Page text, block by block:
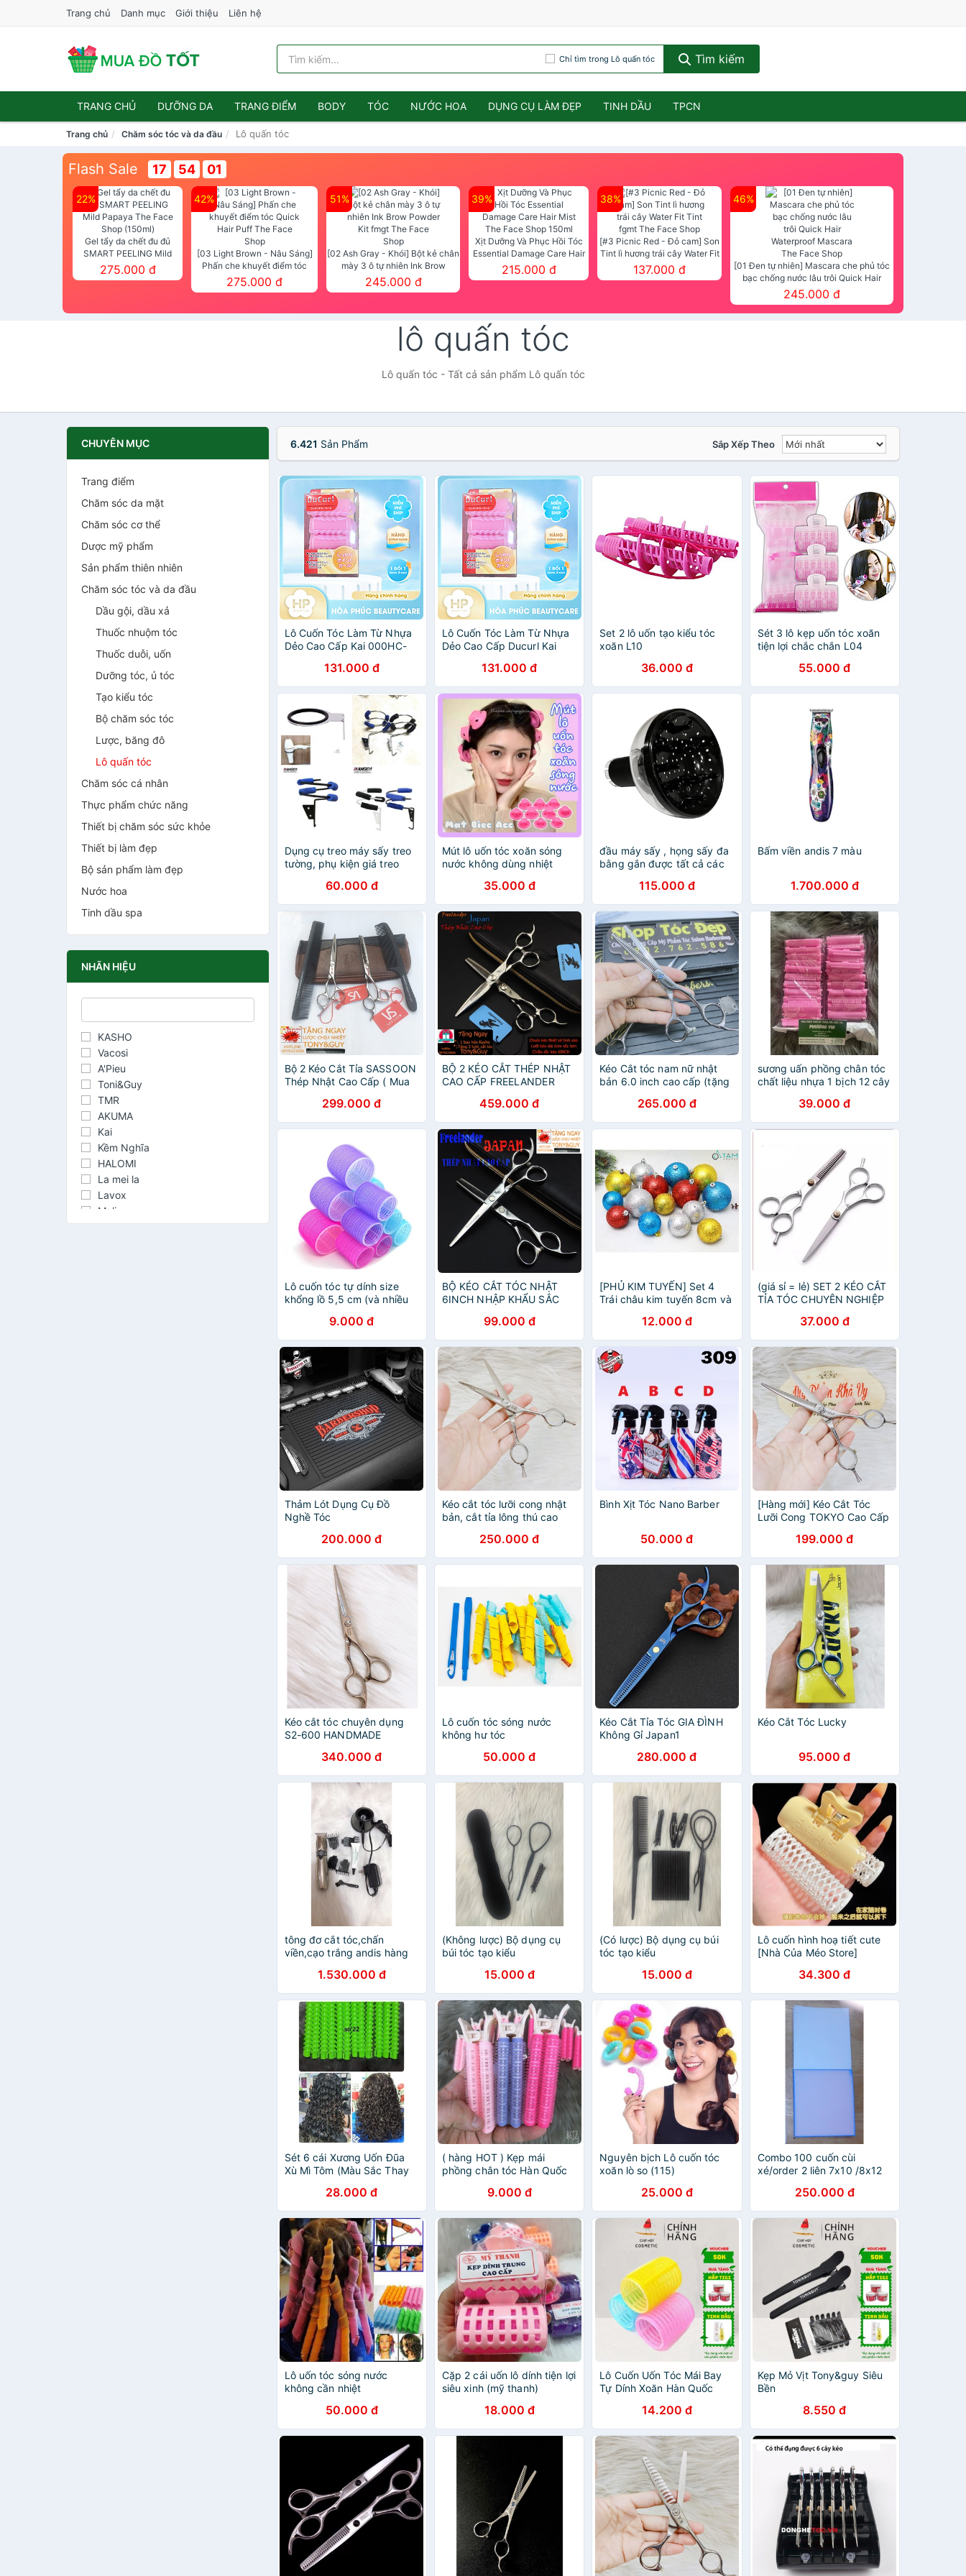
Trang chủ Danh mục Giới thiệu Liên hệ
Chỉ tìm trong Lô quấn tóc Tìm kiếm
TRANG CHỦ DƯỠNG DA TRANG ĐIỂM BODY TÓC NƯỚC HOA DỤNG CỤ LÀM ĐẸP TINH DẦU TPCN
Trang chủ Chăm sóc tóc và da đầu Lô quấn tóc
Flash Sale 17 54 00
22%
Gel tẩy da chết đu đủ
SMART PEELING Mild
Papaya The Face Shop
(150ml)
275.000 đ
42%
[03 Light Brown - Nâu Sáng]
Phấn che khuyết điểm tóc
Quick Hair Puff The Face Shop
275.000 đ
51%
[02 Ash Gray - Khói] Bột kẻ chân
mày 3 ô tự nhiên Ink Brow
Powder Kit fmgt The Face Shop
245.000 đ
39%
Xịt Dưỡng Và Phục Hồi Tóc
Essential Damage Care Hair
Mist The Face Shop 150ml
215.000 đ
38%
[#3 Picnic Red - Đỏ cam] Son
Tint lì hương trái cây Water Fit
Tint fgmt The Face Shop
137.000 đ
46%
[01 Đen tự nhiên] Mascara che phủ tóc
bạc chống nước lâu trôi Quick Hair
Waterproof Mascara The Face Shop
245.000 đ
lô quấn tóc
Lô quấn tóc - Tất cả sản phẩm Lô quấn tóc
CHUYÊN MỤC
Trang điểm
Chăm sóc da mặt
Chăm sóc cơ thể
Dược mỹ phẩm
Sản phẩm thiên nhiên
Chăm sóc tóc và da đầu
Dầu gội, dầu xả
Thuốc nhuộm tóc
Thuốc duỗi, uốn
Dưỡng tóc, ủ tóc
Tạo kiểu tóc
Bộ chăm sóc tóc
Lược, băng đô
Lô quấn tóc
Chăm sóc cá nhân
Thực phẩm chức năng
Thiết bị chăm sóc sức khỏe
Thiết bị làm đẹp
Bộ sản phẩm làm đẹp
Nước hoa
Tinh dầu spa
NHÃN HIỆU
KASHO
Vacosi
A'Pieu
Toni&Guy
TMR
AKUMA
Kai
Kềm Nghĩa
HALOMI
La mei la
Lavox
Malian
Uncle Bill's
6.421 Sản Phẩm Sắp Xếp Theo
Lô Cuốn Tóc Làm Từ Nhựa
Dẻo Cao Cấp Kai 000HC-
131.000 đ
Lô Cuốn Tóc Làm Từ Nhựa
Dẻo Cao Cấp Ducurl Kai
33mm (Set 4 Cái)
131.000 đ
Set 2 lô uốn tạo kiểu tóc
xoăn L10
36.000 đ
Sét 3 lô kẹp uốn tóc xoăn
tiện lợi chắc chắn L04
55.000 đ
Dụng cụ treo máy sấy treo
tường, phụ kiện giá treo
60.000 đ
Mút lô uốn tóc xoăn sóng
nước không dùng nhiệt
35.000 đ
đầu máy sấy , họng sấy đa
bằng gắn được tất cả các
uất khi sấy115.000 đ
Bấm viền andis 7 màu
1.700.000 đ
Bộ 2 Kéo Cắt Tỉa SASSOON
Thép Nhật Cao Cấp ( Mua
da+lọ dầu+khóa
kéo+2lược)
299.000 đ
BỘ 2 KÉO CẮT THÉP NHẬT
CAO CẤP FREELANDER
được tặng bao da+lọ
dầu+khóa kéo+2lược)
459.000 đ
Kéo Cắt tóc nam nữ nhật
bản 6.0 inch cao cấp (tặng
265.000 đ
sương uấn phồng chân tóc
chất liệu nhựa 1 bịch 12 cây
y như hình ảnh đã chụp giá
siêu rẻ
39.000 đ
Lô cuốn tóc tự dính size
khổng lồ 5,5 cm (và nhiều
9.000 đ
BỘ KÉO CẮT TÓC NHẬT
6INCH NHẬP KHẨU SẮC
VQ8 (MUA MỘT BỘ KÉO
TẶNG BAO DA + 2 LƯỢC)
99.000 đ
[PHỦ KIM TUYẾN] Set 4
Trái châu kim tuyến 8cm và
12.000 đ
(giá sỉ = lẻ) SET 2 KÉO CẮT
TỈA TÓC CHUYÊN NGHIỆP
37.000 đ
Thảm Lót Dụng Cụ Đồ
Nghề Tóc
200.000 đ
Kéo cắt tóc lưỡi cong nhật
bản, cắt tỉa lông thú cao
250.000 đ
Bình Xịt Tóc Nano Barber
50.000 đ
[Hàng mới] Kéo Cắt Tóc
Lưỡi Cong TOKYO Cao Cấp
199.000 đ
Kéo cắt tóc chuyên dụng
S2-600 HANDMADE
340.000 đ
Lô cuốn tóc sóng nước
không hư tóc
50.000 đ
Kéo Cắt Tỉa Tóc GIA ĐÌNH
Không Gỉ Japan1
280.000 đ
Kéo Cắt Tóc Lucky
95.000 đ
tông đơ cắt tóc,chấn
viền,cạo trắng andis hàng
1.530.000 đ
(Không lược) Bộ dụng cụ
búi tóc tạo kiểu
15.000 đ
(Có lược) Bộ dụng cụ búi
tóc tạo kiểu
15.000 đ
Lô cuốn hình hoạ tiết cute
[Nhà Của Méo Store]
34.300 đ
Sét 6 cái Xương Uốn Đũa
Xù Mì Tôm (Màu Sắc Thay
28.000 đ
( hàng HOT ) Kẹp mái
phồng chân tóc Hàn Quốc
9.000 đ
Nguyên bịch Lô cuốn tóc
xoăn lò so (115)
25.000 đ
Combo 100 cuốn cùi
xé/order 2 liên 7x10 /8x12
250.000 đ
Lô uốn tóc sóng nước
không cần nhiệt
50.000 đ
Cặp 2 cái uốn lô dính tiện lợi
siêu xinh (mỹ thanh)
18.000 đ
Lô Cuốn Uốn Tóc Mái Bay
Tự Dính Xoăn Hàn Quốc
Chất Lượng Cao
14.200 đ
Kẹp Mỏ Vịt Tony&guy Siêu
Bền
8.550 đ